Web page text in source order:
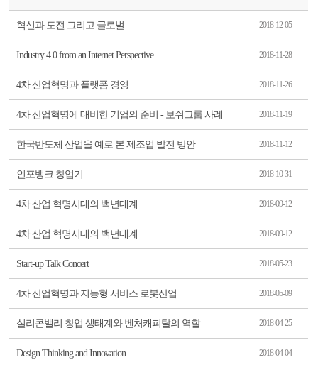
혁신과 도전 그리고 글로벌 2018-12-05
Industry 4.0 from an Internet Perspective 2018-11-28
4차 산업혁명과 플랫폼 경영 2018-11-26
4차 산업혁명에 대비한 기업의 준비 - 보쉬그룹 사례 2018-11-19
한국반도체 산업을 예로 본 제조업 발전 방안 2018-11-12
인포뱅크 창업기 2018-10-31
4차 산업 혁명시대의 백년대계 2018-09-12
4차 산업 혁명시대의 백년대계 2018-09-12
Start-up Talk Concert 2018-05-23
4차 산업혁명과 지능형 서비스 로봇산업 2018-05-09
실리콘밸리 창업 생태계와 벤처캐피탈의 역할 2018-04-25
Design Thinking and Innovation 2018-04-04